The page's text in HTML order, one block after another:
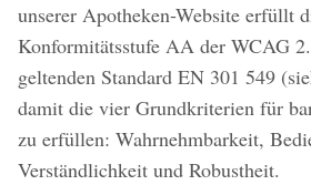
unserer Apotheken-Website erfüllt
Konformitätsstufe AA der WCAG
geltenden Standard EN 301 549
damit die vier Grundkriterien für
zu erfüllen: Wahrnehmbarkeit,
Verständlichkeit und Robustheit.